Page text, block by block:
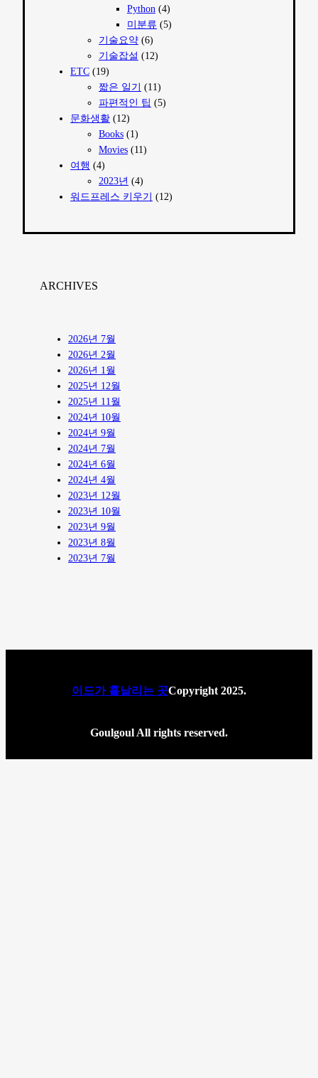
Python (4)
미분류 (5)
기술요약 (6)
기술잡설 (12)
ETC (19)
짧은 일기 (11)
파편적인 팁 (5)
문화생활 (12)
Books (1)
Movies (11)
여행 (4)
2023년 (4)
워드프레스 키우기 (12)
ARCHIVES
2026년 7월
2026년 2월
2026년 1월
2025년 12월
2025년 11월
2024년 10월
2024년 9월
2024년 7월
2024년 6월
2024년 4월
2023년 12월
2023년 10월
2023년 9월
2023년 8월
2023년 7월
이드가 흩날리는 곳Copyright 2025.
Goulgoul All rights reserved.